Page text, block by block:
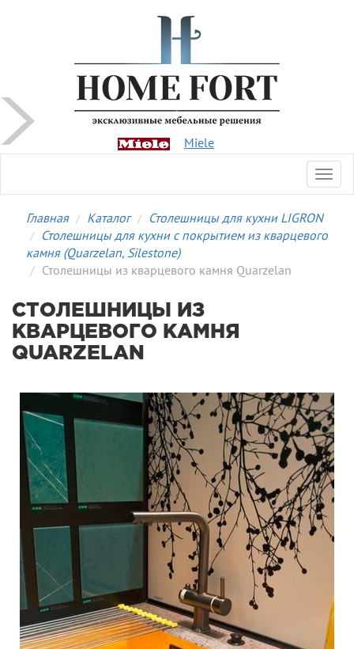
Miele
Главная Каталог
Столешницы для кухни LIGRON
Столешницы для кухни с покрытием из кварцевого
камня (Quarzelan, Silestone)
Столешницы из кварцевого камня Quarzelan
СТОЛЕШНИЦЫ ИЗ
КВАРЦЕВОГО КАМНЯ
QUARZELAN